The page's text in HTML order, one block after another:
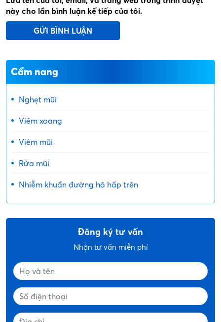
này cho lần bình luận kế tiếp của tôi.
Cẩm nang
Nghẹt mũi
Viêm xoang
Viêm mũi
Rửa mũi
Nhiễm khuẩn đường hô hấp trên
Đăng ký tư vấn
Nhận tư vấn miễn phí